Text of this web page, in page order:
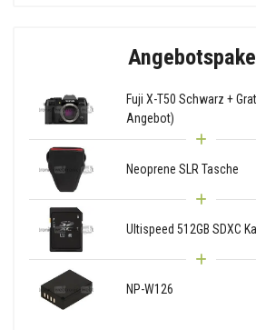
Fuji X-T50 Schwarz +
Angebot)
Neoprene SLR Tasche
Ultispeed 512GB SDXC
NP-W126